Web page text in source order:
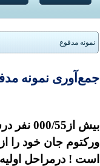
نمونه مدفوع
جمع‌آوری نمونه
بیش
ورکتوم جان خود را
است ! درمراحل